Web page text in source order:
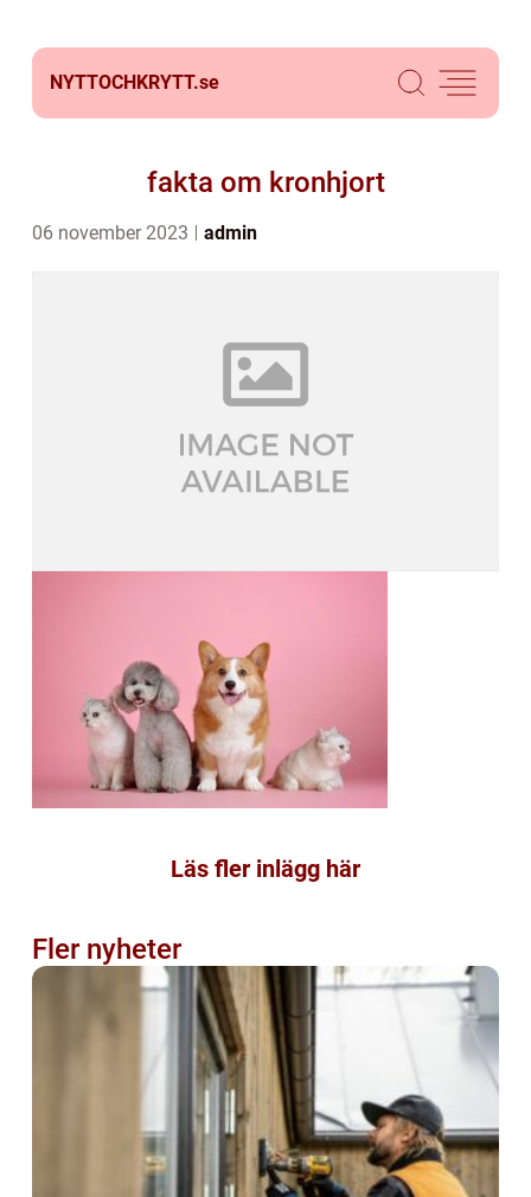
NYTTOCHKRYTT.se
fakta om kronhjort
06 november 2023 admin
Läs fler inlägg här
Fler nyheter